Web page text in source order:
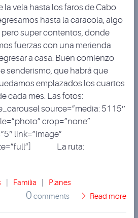
la vela hasta los faros de Cabo
hasta la caracola, algo
super contentos, donde
fuerzas con una merienda
a casa. Buen comienzo
senderismo, que habrá que
emplazados los cuartos
cada mes. Las fotos:
source=”media: 5115″
crop=”none”
link=”image”
La ruta:
Familia Planes
0 comments Read more